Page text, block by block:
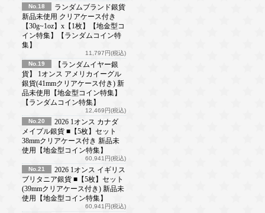
No.18
ランダムブランド銀貨
新品未使用 クリアケース付き
【30g~1oz】x【1枚】【地金型コ
イン特集】【ランダムコイン特
集】
11,797円(税込)
No.19
【ランダムイヤー銀
貨】 1オンス アメリカイーグル
銀貨(41mmクリアケース付き) 新
品未使用【地金型コイン特集】
【ランダムコイン特集】
12,469円(税込)
No.20
2026 1オンス カナダ
メイプル銀貨 ■【5枚】セット
38mmクリアケース付き 新品未
使用【地金型コイン特集】
60,941円(税込)
No.21
2026 1オンス イギリス
ブリタニア銀貨 ■【5枚】セット
(39mmクリアケース付き) 新品未
使用【地金型コイン特集】
60,941円(税込)